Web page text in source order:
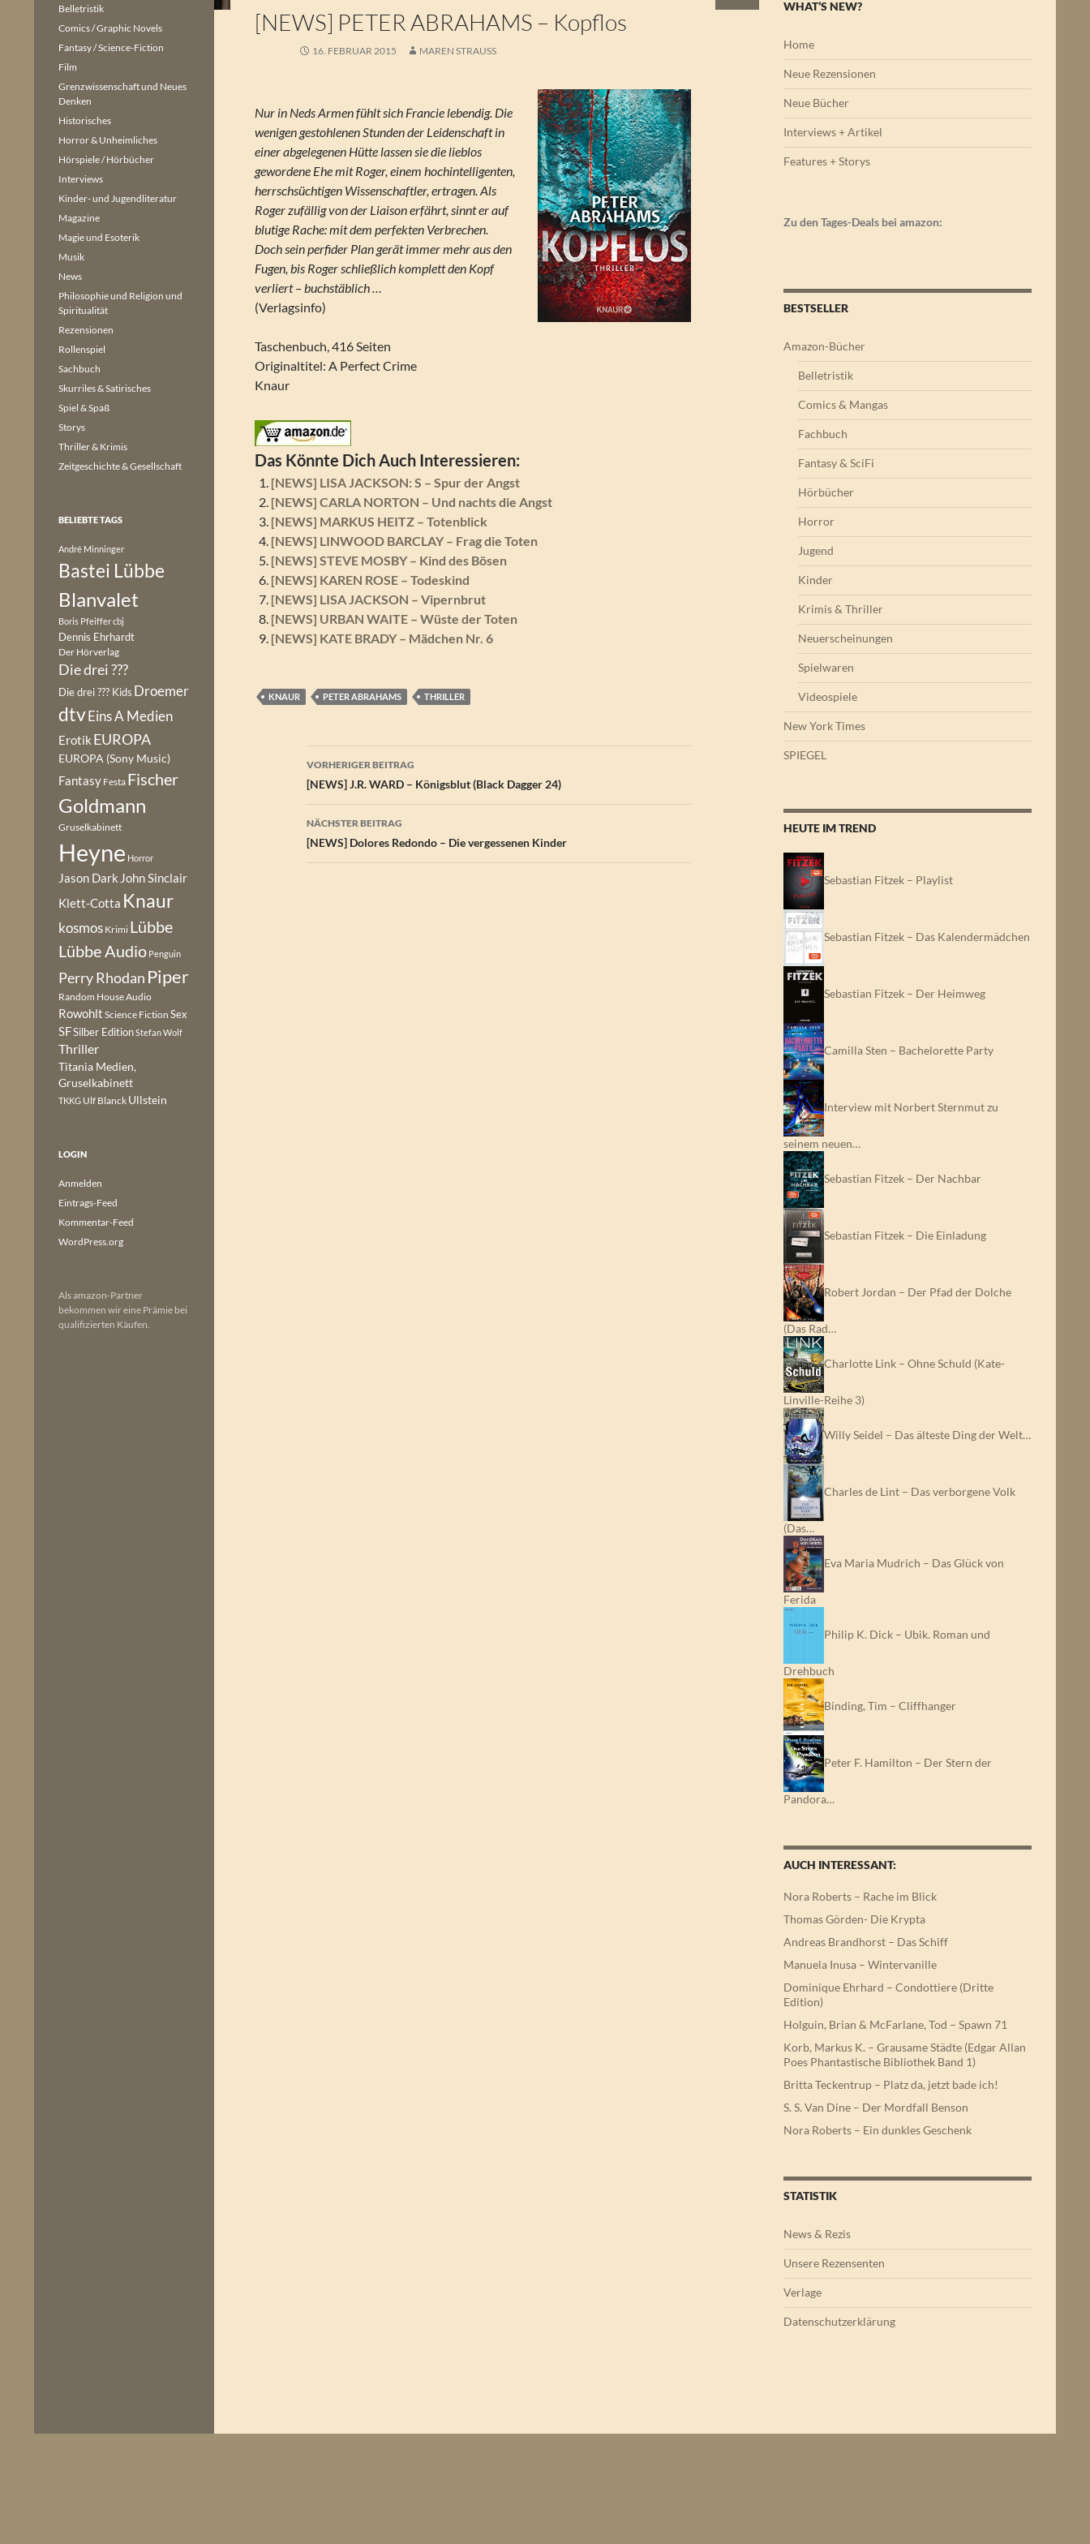
[NEWS] PETER ABRAHAMS – Kopflos
16. FEBRUAR 2015 MAREN STRAUSS
Nur in Neds Armen fühlt sich Francie lebendig. Die
wenigen gestohlenen Stunden der Leidenschaft in
einer abgelegenen Hütte lassen sie die lieblos
gewordene Ehe mit Roger, einem hochintelligenten,
herrschsüchtigen Wissenschaftler, ertragen. Als
Roger zufällig von der Liaison erfährt, sinnt er auf
blutige Rache: mit dem perfekten Verbrechen.
Doch sein perfider Plan gerät immer mehr aus den
Fugen, bis Roger schließlich komplett den Kopf
verliert – buchstäblich …
(Verlagsinfo)
Taschenbuch, 416 Seiten
Originaltitel: A Perfect Crime
Knaur
Das Könnte Dich Auch Interessieren:
[NEWS] LISA JACKSON: S – Spur der Angst
[NEWS] CARLA NORTON – Und nachts die Angst
[NEWS] MARKUS HEITZ – Totenblick
[NEWS] LINWOOD BARCLAY – Frag die Toten
[NEWS] STEVE MOSBY – Kind des Bösen
[NEWS] KAREN ROSE – Todeskind
[NEWS] LISA JACKSON – Vipernbrut
[NEWS] URBAN WAITE – Wüste der Toten
[NEWS] KATE BRADY – Mädchen Nr. 6
KNAUR PETER ABRAHAMS THRILLER
Beitragsnavigation
VORHERIGER BEITRAG
[NEWS] J.R. WARD – Königsblut (Black Dagger 24)
NÄCHSTER BEITRAG
[NEWS] Dolores Redondo – Die vergessenen Kinder
WHAT’S NEW?
Home
Neue Rezensionen
Neue Bücher
Interviews + Artikel
Features + Storys
Zu den Tages-Deals bei amazon:
BESTSELLER
Amazon-Bücher
Belletristik
Comics & Mangas
Fachbuch
Fantasy & SciFi
Hörbücher
Horror
Jugend
Kinder
Krimis & Thriller
Neuerscheinungen
Spielwaren
Videospiele
New York Times
SPIEGEL
HEUTE IM TREND
Sebastian Fitzek – Playlist
Sebastian Fitzek – Das Kalendermädchen
Sebastian Fitzek – Der Heimweg
Camilla Sten – Bachelorette Party
Interview mit Norbert Sternmut zu
seinem neuen…
Sebastian Fitzek – Der Nachbar
Sebastian Fitzek – Die Einladung
Robert Jordan – Der Pfad der Dolche
(Das Rad…
Charlotte Link – Ohne Schuld (Kate-
Linville-Reihe 3)
Willy Seidel – Das älteste Ding der Welt…
Charles de Lint – Das verborgene Volk
(Das…
Eva Maria Mudrich – Das Glück von
Ferida
Philip K. Dick – Ubik. Roman und
Drehbuch
Binding, Tim – Cliffhanger
Peter F. Hamilton – Der Stern der
Pandora…
AUCH INTERESSANT:
Nora Roberts – Rache im Blick
Thomas Görden- Die Krypta
Andreas Brandhorst – Das Schiff
Manuela Inusa – Wintervanille
Dominique Ehrhard – Condottiere (Dritte
Edition)
Holguin, Brian & McFarlane, Tod – Spawn 71
Korb, Markus K. – Grausame Städte (Edgar Allan
Poes Phantastische Bibliothek Band 1)
Britta Teckentrup – Platz da, jetzt bade ich!
S. S. Van Dine – Der Mordfall Benson
Nora Roberts – Ein dunkles Geschenk
STATISTIK
News & Rezis
Unsere Rezensenten
Verlage
Datenschutzerklärung
Belletristik
Comics / Graphic Novels
Fantasy / Science-Fiction
Film
Grenzwissenschaft und Neues
Denken
Historisches
Horror & Unheimliches
Hörspiele / Hörbücher
Interviews
Kinder- und Jugendliteratur
Magazine
Magie und Esoterik
Musik
News
Philosophie und Religion und
Spiritualität
Rezensionen
Rollenspiel
Sachbuch
Skurriles & Satirisches
Spiel & Spaß
Storys
Thriller & Krimis
Zeitgeschichte & Gesellschaft
BELIEBTE TAGS
André Minninger
Bastei Lübbe
Blanvalet
Boris Pfeiffercbj
Dennis Ehrhardt
Der Hörverlag
Die drei ???
Die drei ??? Kids Droemer
dtvEins A Medien
Erotik EUROPA
EUROPA (Sony Music)
Fantasy Festa Fischer
Goldmann
Gruselkabinett
Heyne Horror
Jason Dark John Sinclair
Klett-Cotta Knaur
kosmos Krimi Lübbe
Lübbe Audio Penguin
Perry Rhodan Piper
Random House Audio
Rowohlt Science Fiction Sex
SFSilber EditionStefan Wolf
Thriller
Titania Medien,
Gruselkabinett
TKKG Ulf Blanck Ullstein
LOGIN
Anmelden
Eintrags-Feed
Kommentar-Feed
WordPress.org
Als amazon-Partner
bekommen wir eine Prämie bei
qualifizierten Käufen.